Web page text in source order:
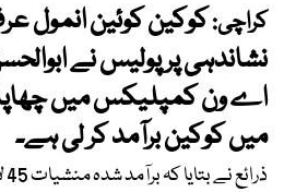
کراچی:کوکین کوئین انمول
نشاندہی پر پولیس نے
اے ون کمپلیکس میں چھاپا
میں کوکین برآمد کر لی ہے۔